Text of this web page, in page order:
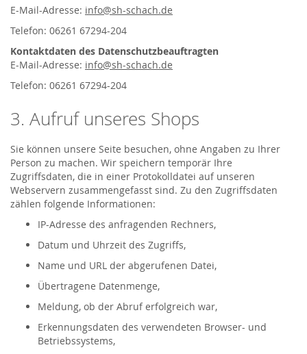
E-Mail-Adresse: info@sh-schach.de
Telefon: 06261 67294-204
Kontaktdaten des Datenschutzbeauftragten
E-Mail-Adresse: info@sh-schach.de
Telefon: 06261 67294-204
3. Aufruf unseres Shops
Sie können unsere Seite besuchen, ohne Angaben zu Ihrer
Person zu machen. Wir speichern temporär Ihre
Zugriffsdaten, die in einer Protokolldatei auf unseren
Webservern zusammengefasst sind. Zu den Zugriffsdaten
zählen folgende Informationen:
IP-Adresse des anfragenden Rechners,
Datum und Uhrzeit des Zugriffs,
Name und URL der abgerufenen Datei,
Übertragene Datenmenge,
Meldung, ob der Abruf erfolgreich war,
Erkennungsdaten des verwendeten Browser- und
Betriebssystems,